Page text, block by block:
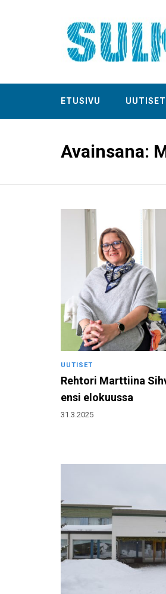
ETUSIVU UUTISET
Avainsana:
UUTISET
Rehtori Marttiina
ensi elokuussa
31.3.2025